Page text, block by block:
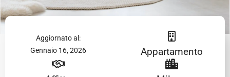
Aggiornato al:
Gennaio 16, 2026
Appartamento